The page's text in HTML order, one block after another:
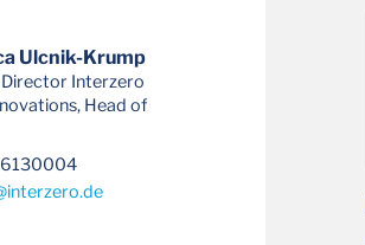
Ulcnik-Krump
Interzero
Head of
interzero.de